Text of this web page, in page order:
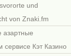
und
von Znaki.fm
азартные
сервисе Кэт Казино